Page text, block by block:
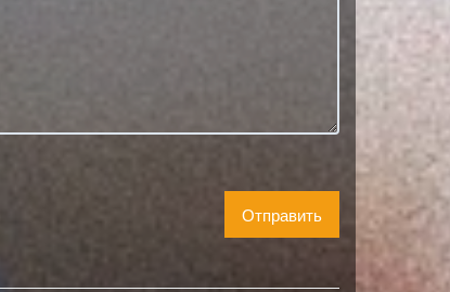
Отправить